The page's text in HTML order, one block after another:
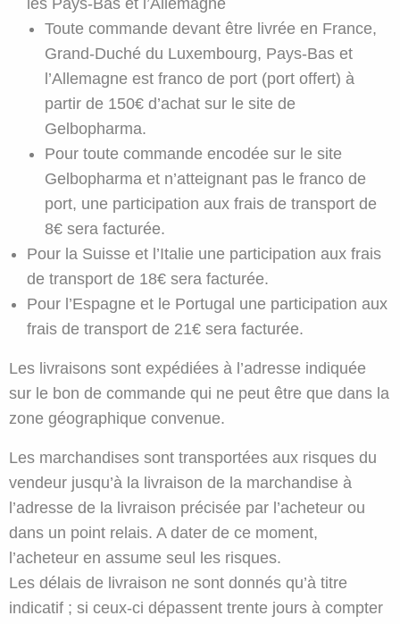
Toute commande devant être livrée en France,
Grand-Duché du Luxembourg, Pays-Bas et
l’Allemagne est franco de port (port offert) à
partir de 150€ d’achat sur le site de
Gelbopharma.
Pour toute commande encodée sur le site
Gelbopharma et n’atteignant pas le franco de
port, une participation aux frais de transport de
8€ sera facturée.
Pour la Suisse et l’Italie une participation aux frais
de transport de 18€ sera facturée.
Pour l’Espagne et le Portugal une participation aux
frais de transport de 21€ sera facturée.
Les livraisons sont expédiées à l’adresse indiquée
sur le bon de commande qui ne peut être que dans la
zone géographique convenue.
Les marchandises sont transportées aux risques du
vendeur jusqu’à la livraison de la marchandise à
l’adresse de la livraison précisée par l’acheteur ou
dans un point relais. A dater de ce moment,
l’acheteur en assume seul les risques.
Les délais de livraison ne sont donnés qu’à titre
indicatif ; si ceux-ci dépassent trente jours à compter